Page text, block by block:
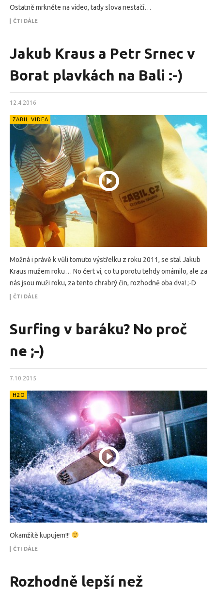
Ostatně mrkněte na video, tady slova nestačí…
ČTI DÁLE
Jakub Kraus a Petr Srnec v
Borat plavkách na Bali :-)
12.4.2016
ZABIL VIDEA
Možná i právě k vůli tomuto výstřelku z roku 2011, se stal Jakub
Kraus mužem roku… No čert ví, co tu porotu tehdy omámilo, ale za
nás jsou muži roku, za tento chrabrý čin, rozhodně oba dva! ;-D
ČTI DÁLE
Surfing v baráku? No proč
ne ;-)
7.10.2015
H2O
Okamžitě kupujem!!!
ČTI DÁLE
Rozhodně lepší než